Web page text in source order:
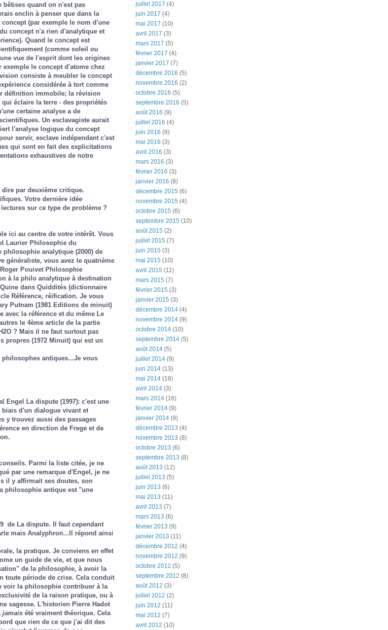
quand on n'est pas
enclin à penser que dans la
(par exemple le nom d'une
concept n'a rien d'analytique et
Quand le concept est
(comme soleil ou
vue de l'esprit dont les origines
le concept d'atome chez
consiste à meubler le concept
considérée à tort comme
définition immobile; la révision
éclaire la terre - des propriétés
certaine analyse a de
Un esclavagiste aurait
l'analyse logique du concept
servir, esclave indépendant c'est
qui sont en fait des explicitations
exhaustives de notre
par deuxième critique.
Votre dernière idée
sur ce type de problème ?
ici au centre de votre intérêt. Vous
Laurier Philosophie du
philosophie analytique(2000) de
généraliste, vous avez le quatrième
Pouivet Philosophie
à la philo analytique à destination
dans Quiddités (dictionnaire
Référence, réification. Je vous
Putnam (1981 Editions de minuit)
avec la référenceet du même Le
le 4ème article de la partie
? Mais il ne faut surtout pas
propres(1972 Minuit) qui est un
antiques...Je vous
Engel La dispute(1997): c'est une
d'un dialogue vivant et
y trouvez aussi des passages
en direction de Frege et de
Parmi la liste citée, je ne
par une remarque d'Engel, je ne
il y affirmait ses doutes, son
philosophie antique est "une
de La dispute. Il faut cependant
mais Analyphron...Il répond ainsi
la pratique. Je conviens en effet
un guide de vie, et que nous
de la philosophie, à avoir la
toute période de crise. Cela conduit
voir la philosophie contribuer à la
de la raison pratique, ou à
sagesse. L'historien Pierre Hadot
jamaisété vraiment théorique. Cela
que rien de ce que j'ai dit des
juillet 2017 (4)
juin 2017 (4)
mai 2017 (10)
avril 2017 (3)
mars 2017 (5)
février 2017 (4)
janvier 2017 (7)
décembre 2016 (5)
novembre 2016 (2)
octobre 2016 (5)
septembre 2016 (5)
août 2016 (9)
juillet 2016 (4)
juin 2016 (9)
mai 2016 (3)
avril 2016 (3)
mars 2016 (3)
février 2016 (3)
janvier 2016 (8)
décembre 2015 (6)
novembre 2015 (4)
octobre 2015 (6)
septembre 2015 (10)
août 2015 (2)
juillet 2015 (7)
juin 2015 (3)
mai 2015 (10)
avril 2015 (11)
mars 2015 (7)
février 2015 (3)
janvier 2015 (3)
décembre 2014 (4)
novembre 2014 (9)
octobre 2014 (10)
septembre 2014 (5)
août 2014 (5)
juillet 2014 (9)
juin 2014 (13)
mai 2014 (18)
avril 2014 (3)
mars 2014 (16)
février 2014 (9)
janvier 2014 (9)
décembre 2013 (4)
novembre 2013 (8)
octobre 2013 (6)
septembre 2013 (8)
août 2013 (12)
juillet 2013 (5)
juin 2013 (6)
mai 2013 (11)
avril 2013 (7)
mars 2013 (6)
février 2013 (9)
janvier 2013 (11)
décembre 2012 (4)
novembre 2012 (9)
octobre 2012 (5)
septembre 2012 (8)
août 2012 (3)
juillet 2012 (2)
juin 2012 (11)
mai 2012 (7)
avril 2012 (10)